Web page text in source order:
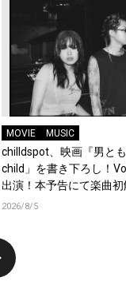
MOVIE MUSIC
chilldspot、映画『男と
child」を書き下ろし！
出演！本予告にて楽曲初
2026/8/5